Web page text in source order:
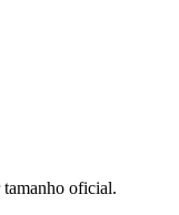
tamanho oficial.